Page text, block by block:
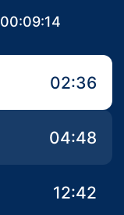
00:09:14
02:36
04:48
12:42